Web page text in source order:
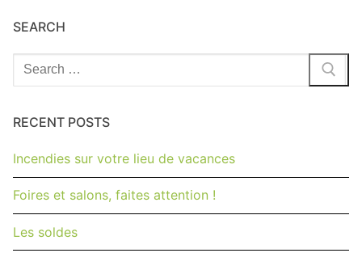
SEARCH
Rechercher
:
RECENT POSTS
Incendies sur votre lieu de vacances
Foires et salons, faites attention !
Les soldes